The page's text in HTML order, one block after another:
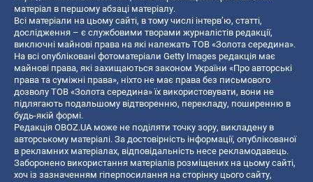
матеріал в першому абзаці матеріалу.
Всі матеріали на цьому сайті, в тому числі інтерв’ю, статті,
дослідження – є службовими творами журналістів редакції,
виключні майнові права на які належать ТОВ «Золота середина».
На всі опубліковані фотоматеріали Getty Images редакція має
майнові права, які захищаються законом України «Про авторські
права та суміжні права», ніхто не має права без письмового
дозволу ТОВ «Золота середина» їх використовувати, вони не
підлягають подальшому відтворенню, перекладу, поширенню в
будь-якій формі.
Редакція OBOZ.UA може не поділяти точку зору, викладену в
авторському матеріалі. За достовірність інформації, опублікованої
в рекламних матеріалах, відповідальність несе рекламодавець.
Заборонено використання матеріалів розміщених на цьому сайті,
хоч із зазначенням гіперпосилання на сторінку цього сайту,